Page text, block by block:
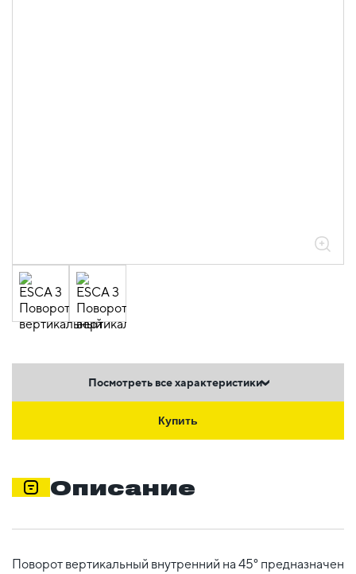
Посмотреть все характеристики
Купить
Описание
Поворот вертикальный внутренний на 45° предназначен